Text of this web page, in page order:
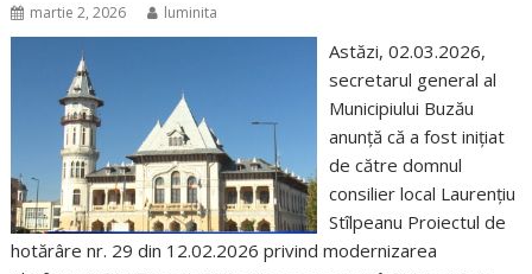
martie 2, 2026 luminita
Astăzi, 02.03.2026,
secretarul general al
Municipiului Buzău
anunță că a fost inițiat
de către domnul
consilier local Laurențiu
Stîlpeanu Proiectul de
hotărâre nr. 29 din 12.02.2026 privind modernizarea